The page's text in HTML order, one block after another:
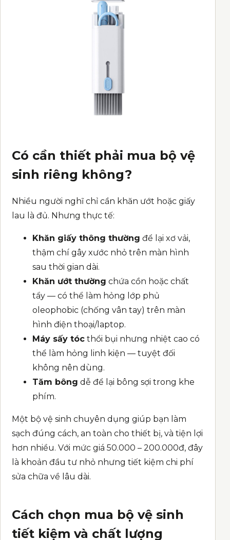
Có cần thiết phải mua bộ vệ
sinh riêng không?
Nhiều người nghĩ chỉ cần khăn ướt hoặc giấy
lau là đủ. Nhưng thực tế:
Khăn giấy thông thường để lại xơ vải,
thậm chí gây xước nhỏ trên màn hình
sau thời gian dài.
Khăn ướt thường chứa cồn hoặc chất
tẩy — có thể làm hỏng lớp phủ
oleophobic (chống vân tay) trên màn
hình điện thoại/laptop.
Máy sấy tóc thổi bụi nhưng nhiệt cao có
thể làm hỏng linh kiện — tuyệt đối
không nên dùng.
Tăm bông dễ để lại bông sợi trong khe
phím.
Một bộ vệ sinh chuyên dụng giúp bạn làm
sạch đúng cách, an toàn cho thiết bị, và tiện lợi
hơn nhiều. Với mức giá 50.000 – 200.000đ, đây
là khoản đầu tư nhỏ nhưng tiết kiệm chi phí
sửa chữa về lâu dài.
Cách chọn mua bộ vệ sinh
tiết kiệm và chất lượng